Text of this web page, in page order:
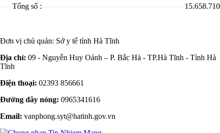
Tổng số :
15.658.710
Đơn vị chủ quản: Sở y tế tỉnh Hà Tĩnh
Địa chỉ: 09 - Nguyễn Huy Oánh – P. Bắc Hà - TP.Hà Tĩnh - Tỉnh Hà
Tĩnh
Điện thoại: 02393 856661
Đường dây nóng: 0965341616
Email: vanphong.syt@hatinh.gov.vn